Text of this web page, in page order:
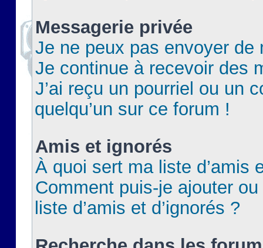
Messagerie privée
Je ne peux pas envoyer de
Je continue à recevoir des
J’ai reçu un pourriel ou un
quelqu’un sur ce forum !
Amis et ignorés
À quoi sert ma liste d’amis
Comment puis-je ajouter
liste d’amis et d’ignorés ?